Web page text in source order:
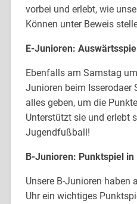
vorbei und erlebt, wie
Können unter Beweis
E-Junioren:
Ebenfalls am Samstag
Junioren beim Isserodaer
alles geben, um die
Unterstützt sie und erlebt
Jugendfußball!
B-Junioren: Punktspiel in
Unsere B-Junioren haben
Uhr ein wichtiges